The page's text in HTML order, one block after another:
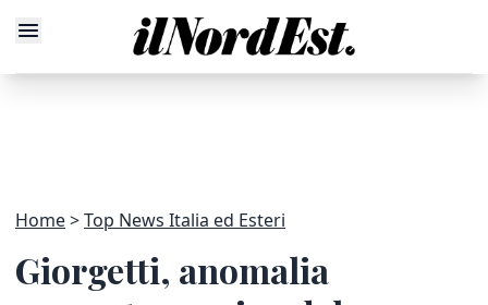
Home Top News Italia ed Esteri
Giorgetti, anomalia